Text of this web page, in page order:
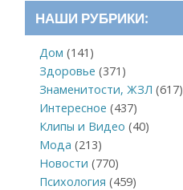
НАШИ РУБРИКИ:
Дом (141)
Здоровье (371)
Знаменитости, ЖЗЛ (617)
Интересное (437)
Клипы и Видео (40)
Мода (213)
Новости (770)
Психология (459)